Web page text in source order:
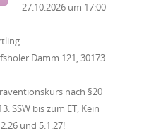
27.10.2026 um 17:00
Damm 121, 30173
nach §20
SSW bis zum ET, Kein
und 5.1.27!